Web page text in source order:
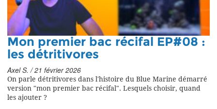
Mon premier bac récifal EP#08 :
les détritivores
Axel S. / 21 février 2026
On parle détritivores dans l'histoire du Blue Marine démarré
version "mon premier bac récifal". Lesquels choisir, quand
les ajouter ?